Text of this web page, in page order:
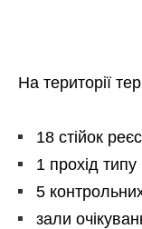
На території
18 стійок
1 прохід
5
зали